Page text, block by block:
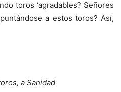
toros ‘agradables? Señores
a estos toros? Así,
a Sanidad